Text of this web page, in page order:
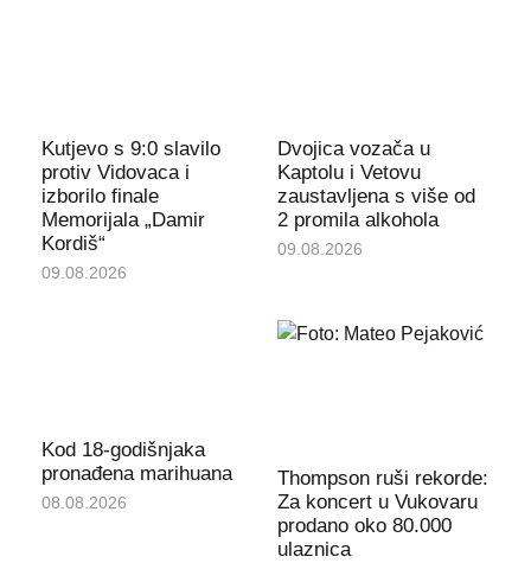
Kutjevo s 9:0 slavilo
protiv Vidovaca i
izborilo finale
Memorijala „Damir
Kordiš“
09.08.2026
Dvojica vozača u
Kaptolu i Vetovu
zaustavljena s više od
2 promila alkohola
09.08.2026
Kod 18-godišnjaka
pronađena marihuana
08.08.2026
Thompson ruši rekorde:
Za koncert u Vukovaru
prodano oko 80.000
ulaznica